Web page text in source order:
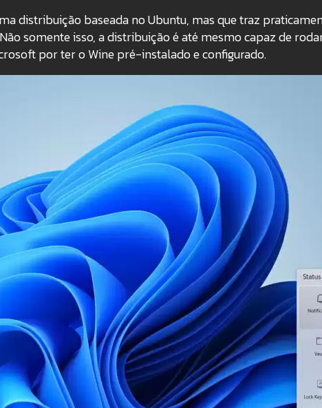
distribuição baseada no Ubuntu, mas que traz
somente isso, a distribuição é até mesmo capaz de
por ter o Wine pré-instalado e configurado.